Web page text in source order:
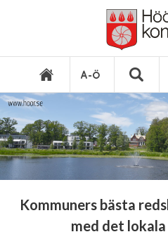
Kommuners bästa
med det